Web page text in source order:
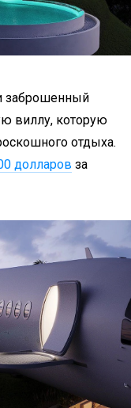
заброшенный
виллу, которую
отдыха.
долларов за